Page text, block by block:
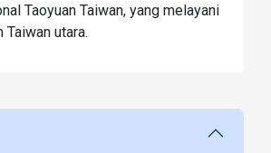
Taoyuan Taiwan, yang melayani
Taiwan utara.